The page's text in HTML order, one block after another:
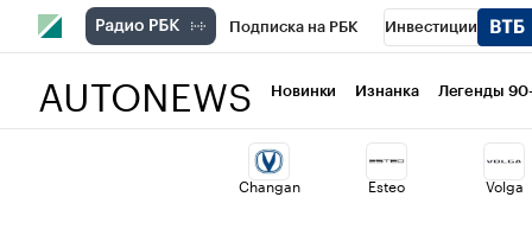
Подписка на РБК Инвестиции
Национальные проекты Город
Кредитные рейтинги Франшизы
AUTONEWS Новинки Изнанка Легенды
Changan Esteo Volga